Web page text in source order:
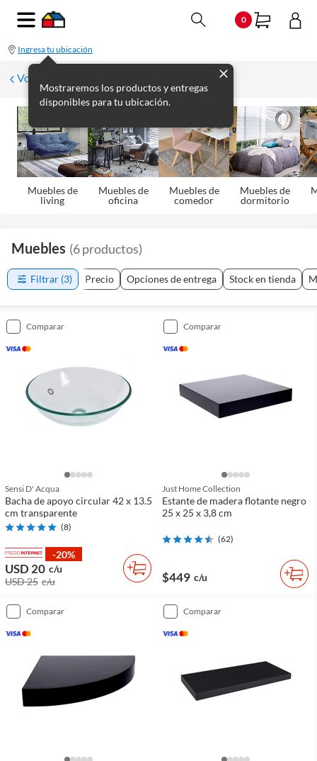
0
Ingresa tu ubicación
Mostraremos los productos y entregas
disponibles para tu ubicación.
Volver
Muebles de
living
Muebles de
oficina
Muebles de
comedor
Muebles de
dormitorio
Muebles (6productos)
Filtrar (3) Precio Opciones de entrega Stock en tienda
comparar
Sensi D' Acqua
Bacha de apoyo circular 42 x 13.5
cm transparente
(8)
-20%
USD 20 c/u
USD 25 c/u
comparar
Just Home Collection
Estante de madera flotante negro
25 x 25 x 3,8 cm
(62)
$449 c/u
comparar comparar